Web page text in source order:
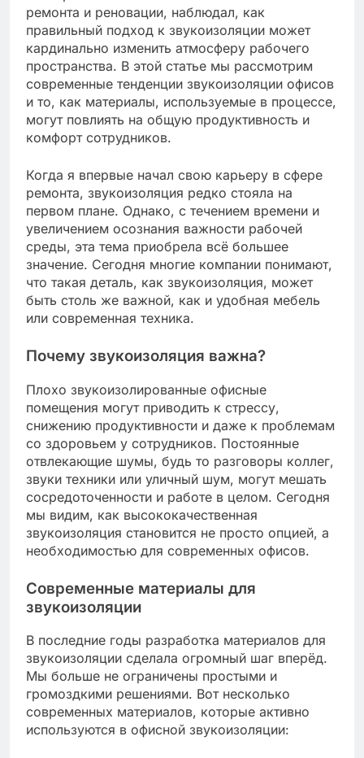
ремонта и реновации, наблюдал, как
правильный подход к звукоизоляции может
кардинально изменить атмосферу рабочего
пространства. В этой статье мы рассмотрим
современные тенденции звукоизоляции офисов
и то, как материалы, используемые в процессе,
могут повлиять на общую продуктивность и
комфорт сотрудников.
Когда я впервые начал свою карьеру в сфере
ремонта, звукоизоляция редко стояла на
первом плане. Однако, с течением времени и
увеличением осознания важности рабочей
среды, эта тема приобрела всё большее
значение. Сегодня многие компании понимают,
что такая деталь, как звукоизоляция, может
быть столь же важной, как и удобная мебель
или современная техника.
Почему звукоизоляция важна?
Плохо звукоизолированные офисные
помещения могут приводить к стрессу,
снижению продуктивности и даже к проблемам
со здоровьем у сотрудников. Постоянные
отвлекающие шумы, будь то разговоры коллег,
звуки техники или уличный шум, могут мешать
сосредоточенности и работе в целом. Сегодня
мы видим, как высококачественная
звукоизоляция становится не просто опцией, а
необходимостью для современных офисов.
Современные материалы для
звукоизоляции
В последние годы разработка материалов для
звукоизоляции сделала огромный шаг вперёд.
Мы больше не ограничены простыми и
громоздкими решениями. Вот несколько
современных материалов, которые активно
используются в офисной звукоизоляции: